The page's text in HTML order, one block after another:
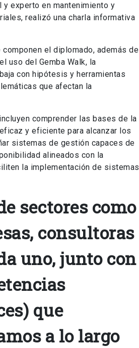
experto en mantenimiento y
realizó una charla informativa
el diplomado, además de
uso del Gemba Walk, la
con hipótesis y herramientas
que afectan la
comprender las bases de la
y eficiente para alcanzar los
sistemas de gestión capaces de
alineados con la
la implementación de sistemas
sectores como
consultoras
uno, junto con
que
a lo largo